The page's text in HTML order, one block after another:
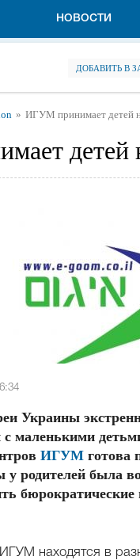
НОВОСТИ
ДОБАВИТЬ В
ИГУМ принимает детей
детей
Украины
с маленькими
ИГУМ готова
у родителей была
бюрократические
находятся в